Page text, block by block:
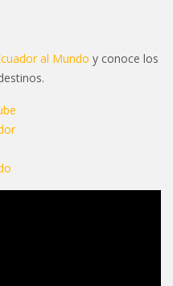
al Mundo y conoce los